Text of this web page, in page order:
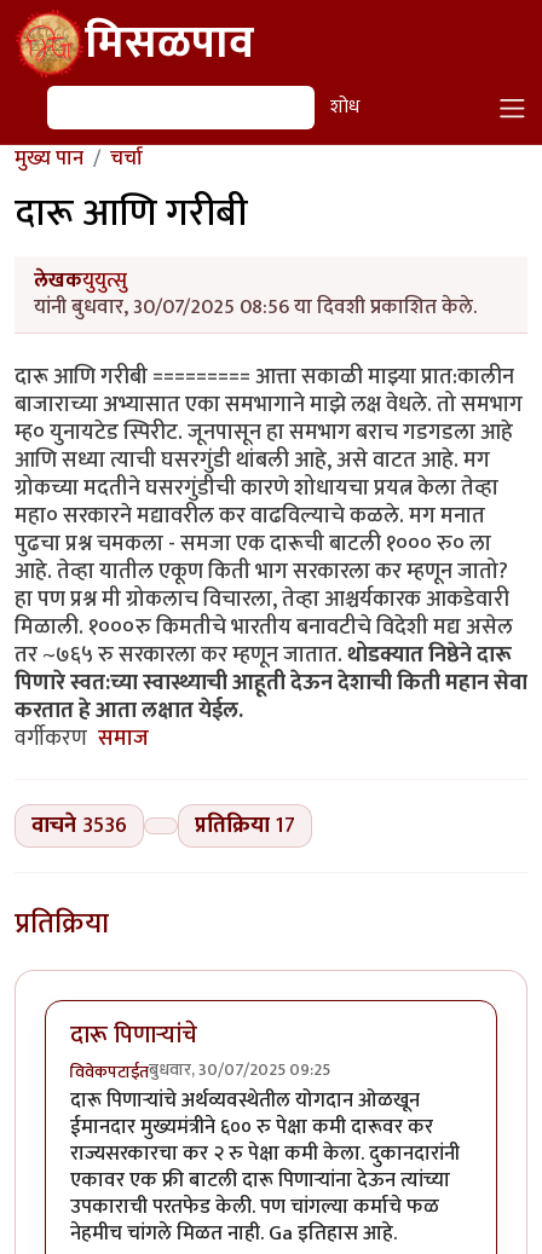
Skip to main contentमिसळपाव
शोध शोध
मुख्य पान चर्चा
दारू आणि गरीबी
लेखकयुयुत्सु
यांनी बुधवार, 30/07/2025 08:56 या दिवशी प्रकाशित केले.
दारू आणि गरीबी ========= आत्ता सकाळी माझ्या प्रात:कालीन
बाजाराच्या अभ्यासात एका समभागाने माझे लक्ष वेधले. तो समभाग
म्ह० युनायटेड स्पिरीट. जूनपासून हा समभाग बराच गडगडला आहे
आणि सध्या त्याची घसरगुंडी थांबली आहे, असे वाटत आहे. मग
ग्रोकच्या मदतीने घसरगुंडीची कारणे शोधायचा प्रयत्न केला तेव्हा
महा० सरकारने मद्यावरील कर वाढविल्याचे कळले. मग मनात
पुढचा प्रश्न चमकला - समजा एक दारूची बाटली १००० रु० ला
आहे. तेव्हा यातील एकूण किती भाग सरकारला कर म्हणून जातो?
हा पण प्रश्न मी ग्रोकलाच विचारला, तेव्हा आश्चर्यकारक आकडेवारी
मिळाली. १०००रु किमतीचे भारतीय बनावटीचे विदेशी मद्य असेल
तर ~७६५ रु सरकारला कर म्हणून जातात.थोडक्यात निष्ठेने दारू
पिणारे स्वत:च्या स्वास्थ्याची आहूती देऊन देशाची किती महान सेवा
करतात हे आता लक्षात येईल.
वर्गीकरण समाज
वाचने 3536 प्रतिक्रिया17
प्रतिक्रिया
दारू पिणाऱ्यांचे
विवेकपटाईतबुधवार, 30/07/2025 09:25
दारू पिणाऱ्यांचे अर्थव्यवस्थेतील योगदान ओळखून
ईमानदार मुख्यमंत्रीने ६०० रु पेक्षा कमी दारूवर कर
राज्यसरकारचा कर २ रु पेक्षा कमी केला. दुकानदारांनी
एकावर एक फ्री बाटली दारू पिणाऱ्यांना देऊन त्यांच्या
उपकाराची परतफेड केली. पण चांगल्या कर्माचे फळ
नेहमीच चांगले मिळत नाही. Ga इतिहास आहे.